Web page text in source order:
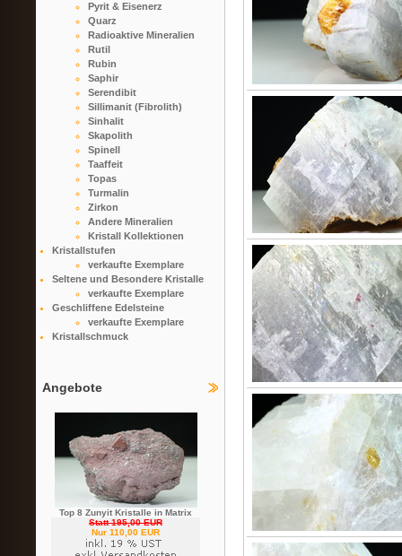
Pyrit & Eisenerz
Quarz
Radioaktive Mineralien
Rutil
Rubin
Saphir
Serendibit
Sillimanit (Fibrolith)
Sinhalit
Skapolith
Spinell
Taaffeit
Topas
Turmalin
Zirkon
Andere Mineralien
Kristall Kollektionen
Kristallstufen
verkaufte Exemplare
Seltene und Besondere Kristalle
verkaufte Exemplare
Geschliffene Edelsteine
verkaufte Exemplare
Kristallschmuck
Angebote
Top 8 Zunyit Kristalle in Matrix
Statt 195,00 EUR
Nur 110,00 EUR